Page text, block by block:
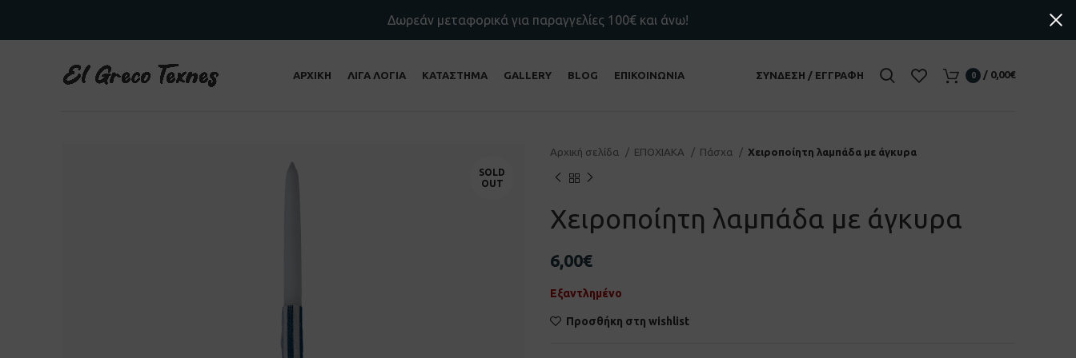
ΑΡΧΙΚΗ ΛΙΓΑ ΛΟΓΙΑ ΚΑΤΑΣΤΗΜΑ GALLERY BLOG ΕΠΙΚΟΙΝΩΝΙΑ ΣΎΝΔΕΣΗ / ΕΓΓΡΑΦΉ 0 / 0,00€
SOLD
OUT
Αρχική σελίδα ΕΠΟΧΙΑΚΑ Πάσχα Χειροποίητη λαμπάδα με άγκυρα
Χειροποίητη λαμπάδα με άγκυρα
6,00€
Εξαντλημένο
Προσθήκη στη wishlist
Δωρεάν μεταφορικά για παραγγελίες 100€ και άνω!